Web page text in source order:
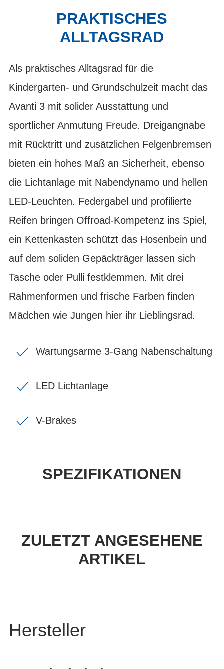
PRAKTISCHES
ALLTAGSRAD
Als praktisches Alltagsrad für die
Kindergarten- und Grundschulzeit macht das
Avanti 3 mit solider Ausstattung und
sportlicher Anmutung Freude. Dreigangnabe
mit Rücktritt und zusätzlichen Felgenbremsen
bieten ein hohes Maß an Sicherheit, ebenso
die Lichtanlage mit Nabendynamo und hellen
LED-Leuchten. Federgabel und profilierte
Reifen bringen Offroad-Kompetenz ins Spiel,
ein Kettenkasten schützt das Hosenbein und
auf dem soliden Gepäckträger lassen sich
Tasche oder Pulli festklemmen. Mit drei
Rahmenformen und frische Farben finden
Mädchen wie Jungen hier ihr Lieblingsrad.
Wartungsarme 3-Gang Nabenschaltung
LED Lichtanlage
V-Brakes
SPEZIFIKATIONEN
ZULETZT ANGESEHENE
ARTIKEL
Hersteller